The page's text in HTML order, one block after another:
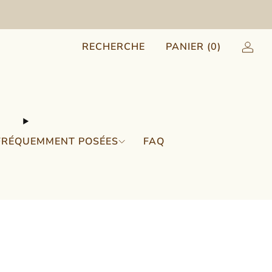
POSÉES FAQ
RECHERCHE PANIER (0)